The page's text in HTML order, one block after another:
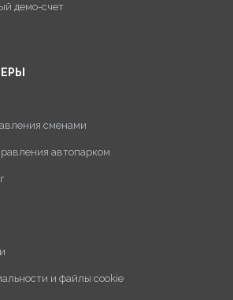
демо-счет
сменами
автопарком
и файлы cookie